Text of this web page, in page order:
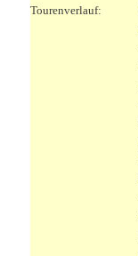
Tourenverlauf: